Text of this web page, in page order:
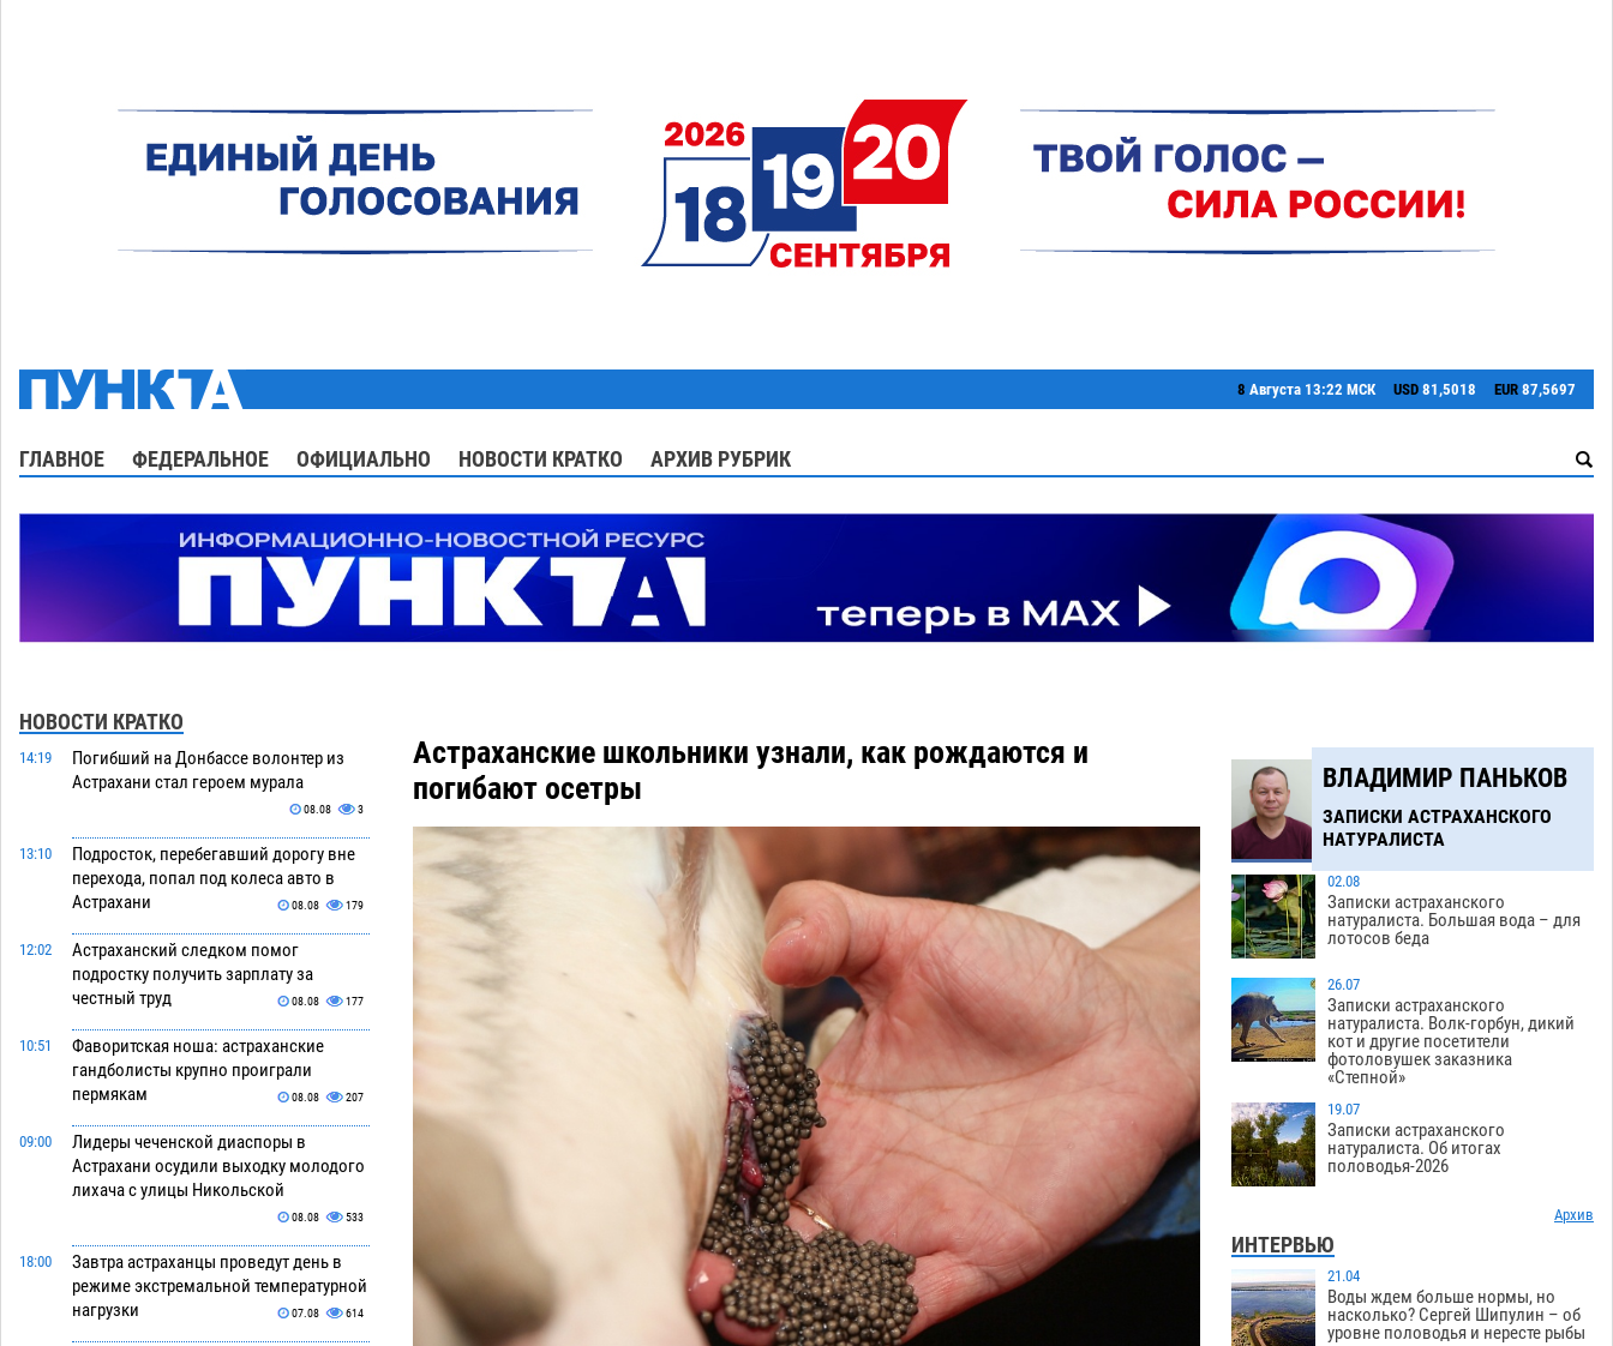
8 Августа 13:22 МСК USD 81,5018 EUR 87,5697
ГЛАВНОЕ ФЕДЕРАЛЬНОЕ ОФИЦИАЛЬНО НОВОСТИ КРАТКО АРХИВ РУБРИК
НОВОСТИ КРАТКО
14:19
Погибший на Донбассе волонтер из
Астрахани стал героем мурала
08.08 3
13:10
Подросток, перебегавший дорогу вне
перехода, попал под колеса авто в
Астрахани
08.08 179
12:02
Астраханский следком помог
подростку получить зарплату за
честный труд
08.08 177
10:51
Фаворитская ноша: астраханские
гандболисты крупно проиграли
пермякам
08.08 207
09:00
Лидеры чеченской диаспоры в
Астрахани осудили выходку молодого
лихача с улицы Никольской
08.08 533
18:00
Завтра астраханцы проведут день в
режиме экстремальной температурной
нагрузки
07.08 614
Астраханские школьники узнали, как рождаются и
погибают осетры
ВЛАДИМИР ПАНЬКОВ
ЗАПИСКИ АСТРАХАНСКОГО
НАТУРАЛИСТА
02.08
Записки астраханского
натуралиста. Большая вода – для
лотосов беда
26.07
Записки астраханского
натуралиста. Волк-горбун, дикий
кот и другие посетители
фотоловушек заказника
«Степной»
19.07
Записки астраханского
натуралиста. Об итогах
половодья-2026
Архив
ИНТЕРВЬЮ
21.04
Воды ждем больше нормы, но
насколько? Сергей Шипулин – об
уровне половодья и нересте рыбы